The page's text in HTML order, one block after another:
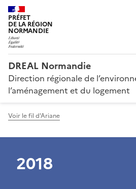
PRÉFET
DE LA RÉGION
NORMANDIE
DREAL Normandie
Direction régionale de
l’aménagement et du logement
Voir le fil d'Ariane
2018